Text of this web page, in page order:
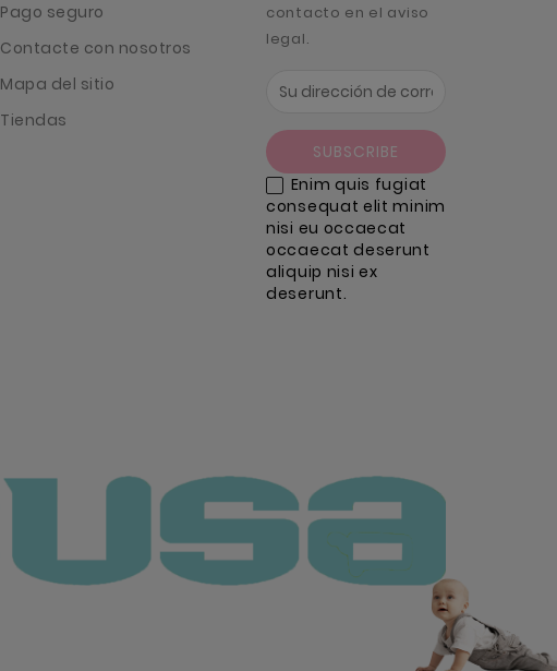
Pago seguro
Contacte con nosotros
Mapa del sitio
Tiendas
contacto en el aviso
legal.
Enim quis fugiat
consequat elit minim
nisi eu occaecat
occaecat deserunt
aliquip nisi ex
deserunt.